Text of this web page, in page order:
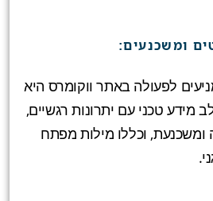
ומשכנעים:
לפעולה באתר ווקומרס היא
מידע טכני עם יתרונות רגשיים,
וכללו מילות מפתח